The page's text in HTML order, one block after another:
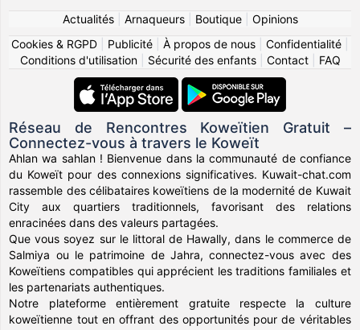
Actualités| Arnaqueurs| Boutique| Opinions
Cookies & RGPD
Publicité À propos de nous Confidentialité
Conditions d'utilisation| Sécurité des enfants| Contact| FAQ
Réseau de Rencontres Koweïtien Gratuit –
Connectez-vous à travers le Koweït
Ahlan wa sahlan ! Bienvenue dans la communauté de confiance
du Koweït pour des connexions significatives. Kuwait-chat.com
rassemble des célibataires koweïtiens de la modernité de Kuwait
City aux quartiers traditionnels, favorisant des relations
enracinées dans des valeurs partagées.
Que vous soyez sur le littoral de Hawally, dans le commerce de
Salmiya ou le patrimoine de Jahra, connectez-vous avec des
Koweïtiens compatibles qui apprécient les traditions familiales et
les partenariats authentiques.
Notre plateforme entièrement gratuite respecte la culture
koweïtienne tout en offrant des opportunités pour de véritables